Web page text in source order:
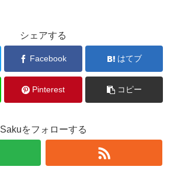
シェアする
Facebook はてブ
Pinterest コピー
Sakuをフォローする